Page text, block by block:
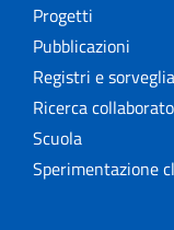
Progetti
Pubblicazioni
Registri e
Ricerca
Scuola
Sperimentazione